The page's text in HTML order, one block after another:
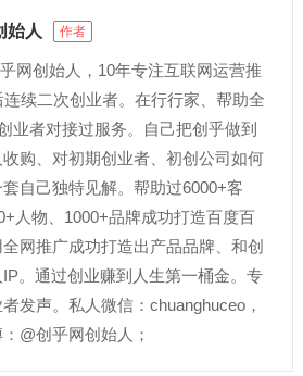
始人 作者
网创始人，10年专注互联网运营推
连续二次创业者。在行行家、帮助全
业者对接过服务。自己把创乎做到
购、对初期创业者、初创公司如何
自己独特见解。帮助过6000+客
人物、1000+品牌成功打造百度百
网推广成功打造出产品品牌、和创
。通过创业赚到人生第一桶金。专
发声。私人微信：chuanghuceo，
@创乎网创始人；